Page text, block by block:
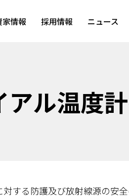
家情報 採用情報 ニュース
ル温度
する防護及び放射線源の安